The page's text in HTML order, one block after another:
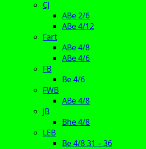
CJ
ABe 2/6
ABe 4/12
Fart
ABe 4/8
ABe 4/6
FB
Be 4/6
FWB
ABe 4/8
JB
Bhe 4/8
LEB
Be 4/8 31 – 36